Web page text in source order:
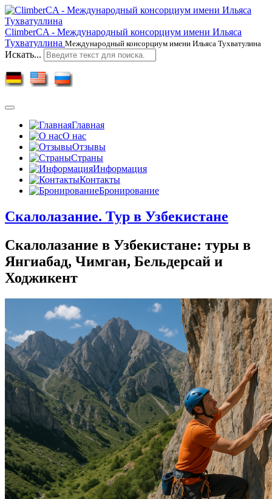
ClimberCA - Международный консорциум имени Ильяса
Тухватуллина Международный консорциум имени Ильяса Тухватулина
Искать...
Главная
О нас
Отзывы
Страны
Информация
Контакты
Бронирование
Скалолазание. Тур в Узбекистане
Скалолазание в Узбекистане: туры в
Янгиабад, Чимган, Бельдерсай и
Ходжикент